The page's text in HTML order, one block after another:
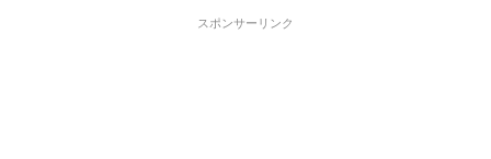
スポンサーリンク